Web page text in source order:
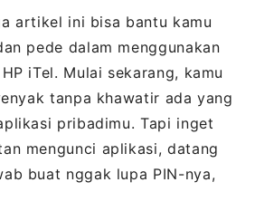
artikel ini bisa bantu kamu
pede dalam menggunakan
iTel. Mulai sekarang, kamu
tanpa khawatir ada yang
pribadimu. Tapi inget
mengunci aplikasi, datang
buat nggak lupa PIN-nya,